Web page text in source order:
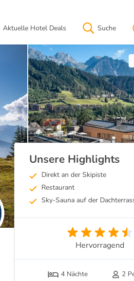
Aktuelle Hotel Deals Suche
Unsere Highlights
Direkt an der Skipiste
Restaurant
Sky-Sauna auf der
Hervorragend
4 Nächte
2